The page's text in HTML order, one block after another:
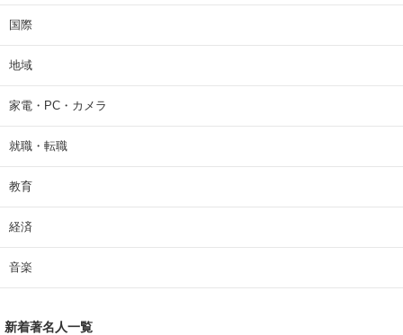
国際
地域
家電・PC・カメラ
就職・転職
教育
経済
音楽
新着著名人一覧